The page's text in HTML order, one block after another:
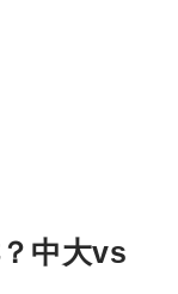
中大vs